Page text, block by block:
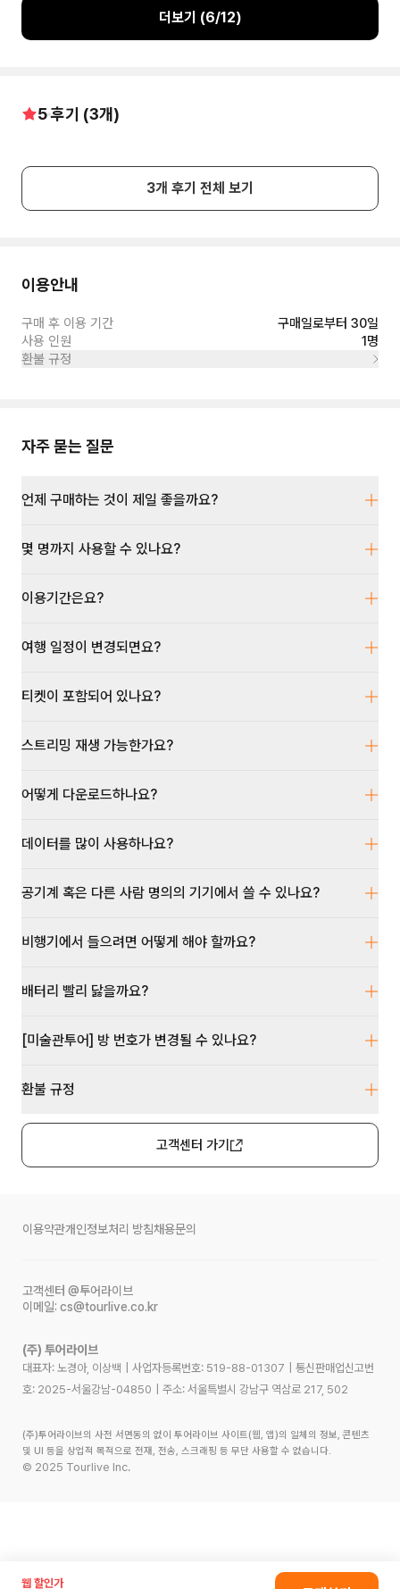
더보기 (6/12)
5후기 (3개)
3개 후기 전체 보기
이용안내
구매 후 이용 기간
구매일로부터 30일
사용 인원
1명
환불 규정
자주 묻는 질문
언제 구매하는 것이 제일 좋을까요?
몇 명까지 사용할 수 있나요?
이용기간은요?
여행 일정이 변경되면요?
티켓이 포함되어 있나요?
스트리밍 재생 가능한가요?
어떻게 다운로드하나요?
데이터를 많이 사용하나요?
공기계 혹은 다른 사람 명의의 기기에서 쓸 수 있나요?
비행기에서 들으려면 어떻게 해야 할까요?
배터리 빨리 닳을까요?
[미술관투어] 방 번호가 변경될 수 있나요?
환불 규정
고객센터 가기
이용약관개인정보처리 방침채용문의
고객센터 @투어라이브
이메일: cs@tourlive.co.kr
(주) 투어라이브
대표자: 노경아, 이상백 사업자등록번호: 519-88-01307
통신판매업신고번
호: 2025-서울강남-04850 주소: 서울특별시 강남구 역삼로 217, 502
(주)투어라이브의 사전 서면동의 없이 투어라이브 사이트(웹, 앱)의 일체의 정보, 콘텐츠
및 UI 등을 상업적 목적으로 전재, 전송, 스크래핑 등 무단 사용할 수 없습니다.
© 2025 Tourlive Inc.
웹 할인가